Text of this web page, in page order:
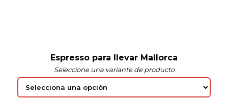
Espresso para llevar Mallorca
Seleccione una variante de producto